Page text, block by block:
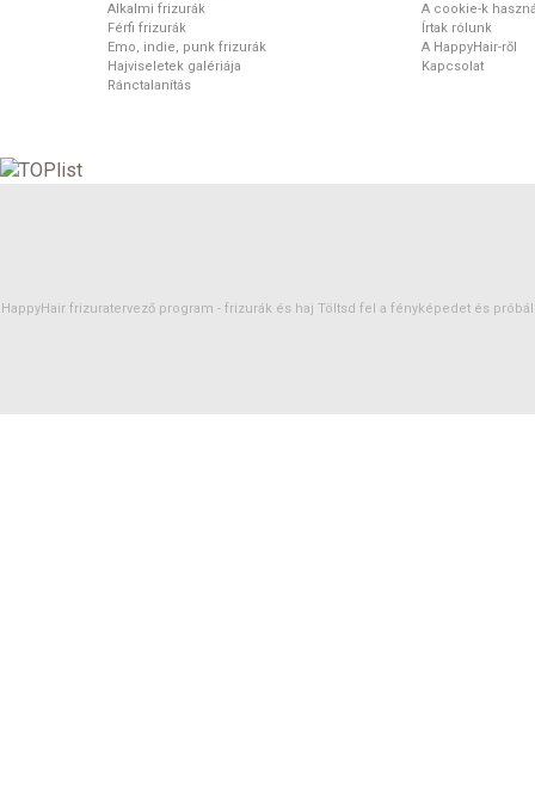
Alkalmi frizurák
Férfi frizurák
Emo, indie, punk frizurák
Hajviseletek galériája
Ránctalanítás
A cookie-k
Írtak rólunk
A HappyHair-ről
Kapcsolat
HappyHair frizuratervező program - frizurák és haj Töltsd fel a fényképedet és